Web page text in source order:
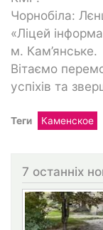
Чорнобіла:
«Ліцей
м. Кам’янське.
Вітаємо
успіхів та
Теги Каменское
7 останніх